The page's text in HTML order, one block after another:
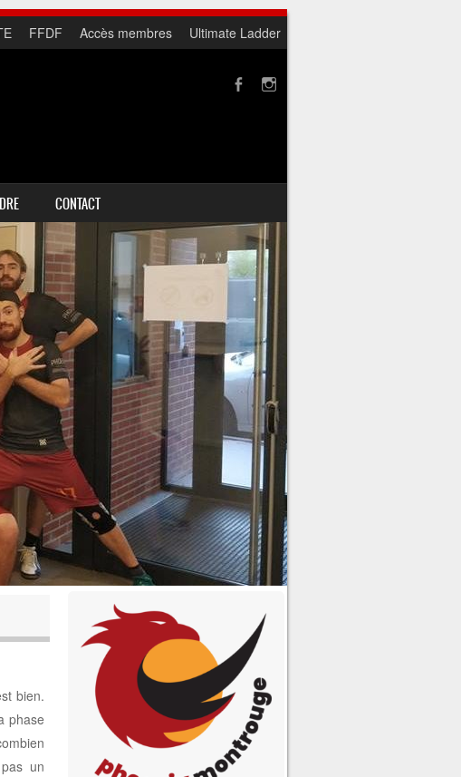
FFDF Accès membres Ultimate Ladder
CONTACT
bien.
phase
un